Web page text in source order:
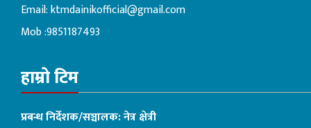
Email:ktmdainikofficial@gmail.com
Mob :9851187493
हाम्रो टिम
प्रबन्ध निर्देशक/सञ्चालक: नेत्र क्षेत्री